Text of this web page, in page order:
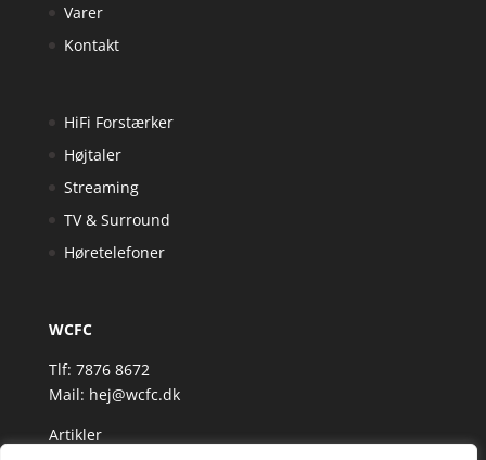
Varer
Kontakt
HiFi Forstærker
Højtaler
Streaming
TV & Surround
Høretelefoner
WCFC
Tlf: 7876 8672
Mail: hej@wcfc.dk
Artikler